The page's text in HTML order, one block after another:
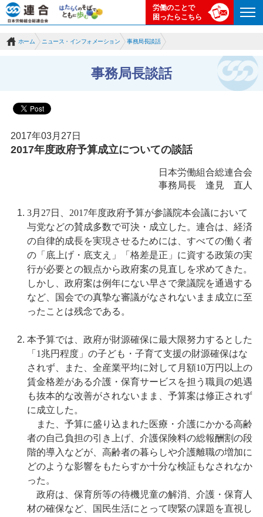
労働のことで
困ったらこちら
ホーム ニュース・インフォメーション 事務局長談話
事務局長談話
2017年03月27日
2017年度政府予算成立についての談話
日本労働組合総連合会
事務局長 逢見 直人
3月27日、2017年度政府予算が参議院本会議において
与党などの賛成多数で可決・成立した。連合は、経済
の自律的成長を実現させるためには、すべての働く者
の「底上げ・底支え」「格差是正」に資する政策の実
行が必要との観点から政府案の見直しを求めてきた。
しかし、政府案は例年にない早さで衆議院を通過する
など、国会での真摯な審議がなされないまま成立に至
ったことは残念である。
本予算では、政府が財源確保に最大限努力するとした
「1兆円程度」の子ども・子育て支援の財源確保はな
されず、また、全産業平均に対して月額10万円以上の
賃金格差がある介護・保育サービスを担う職員の処遇
も抜本的な改善がされないまま、予算案は修正されず
に成立した。
また、予算に盛り込まれた医療・介護にかかる高齢
者の自己負担の引き上げ、介護保険料の総報酬割の段
階的導入などが、高齢者の暮らしや介護離職の増加に
どのような影響をもたらすか十分な検証もなされなか
った。
政府は、保育所等の待機児童の解消、介護・保育人
材の確保など、国民生活にとって喫緊の課題を直視し